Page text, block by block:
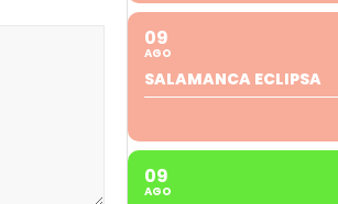
09
AGO
SALAMANCA ECLIPSA
09
AGO